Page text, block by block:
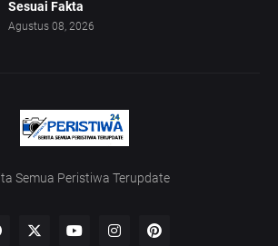
Sesuai Fakta
Agustus 08, 2026
Semua Peristiwa Terupdate